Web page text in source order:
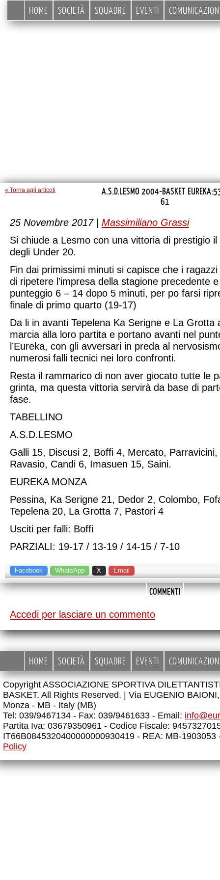
HOME SOCIETÀ SQUADRE EVENTI
« Torna agli articoli
A.S.D.LESMO 2004-BASKET
61
25 Novembre 2017 | Massimiliano Grassi
Si chiude a Lesmo con una vittoria di prestigio
degli Under 20.
Fin dai primissimi minuti si capisce che i
di ripetere l’impresa della stagione precedente
punteggio 6 – 14 dopo 5 minuti, per po farsi
finale di primo quarto (19-17)
Da li in avanti Tepelena Ka Serigne e La Grotta
marcia alla loro partita e portano avanti nel
l’Eureka, con gli avversari in preda al
numerosi falli tecnici nei loro confronti.
Resta il rammarico di non aver giocato tutte le
grinta, ma questa vittoria servirà da base di
fase.
TABELLINO
A.S.D.LESMO
Galli 15, Discusi 2, Boffi 4, Mercato,
Ravasio, Candi 6, Imasuen 15, Saini.
EUREKA MONZA
Pessina, Ka Serigne 21, Dedor 2, Colombo,
Tepelena 20, La Grotta 7, Pastori 4
Usciti per falli: Boffi
PARZIALI: 19-17 / 13-19 / 14-15 / 7-10
Facebook WhatsApp X Email
COMMENTI
Accedi per lasciare un commento
HOME SOCIETÀ SQUADRE EVENTI
Copyright ASSOCIAZIONE SPORTIVA
BASKET. All Rights Reserved. | Via EUGENIO
Monza - MB - Italy (MB)
Tel: 039/9467134 - Fax: 039/9461633 - Email:
Partita Iva: 03679350961 - Codice Fiscale:
IT66B0845320400000000930419 - REA: MB-
Policy